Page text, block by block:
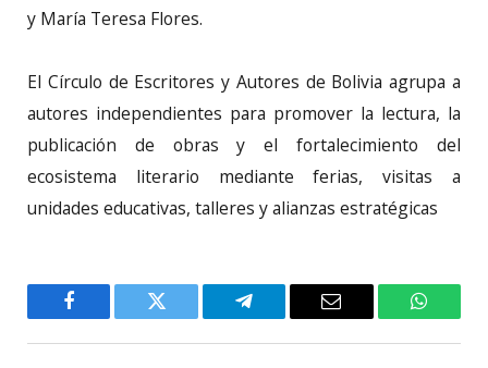
y María Teresa Flores.
El Círculo de Escritores y Autores de Bolivia agrupa a
autores independientes para promover la lectura, la
publicación de obras y el fortalecimiento del
ecosistema literario mediante ferias, visitas a
unidades educativas, talleres y alianzas estratégicas
Facebook Twitter Telegram Email